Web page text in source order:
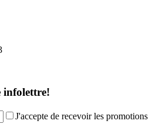
infolettre!
J'accepte de recevoir les promotions